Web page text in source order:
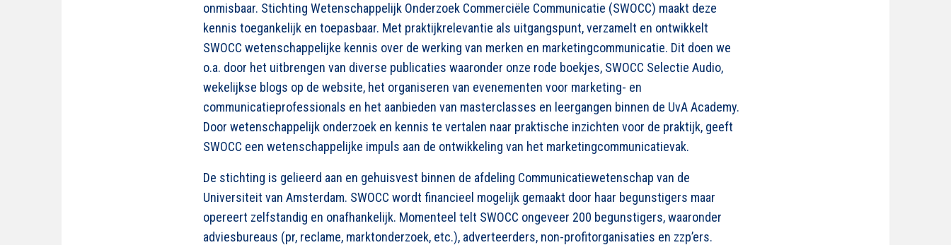
onmisbaar. Stichting Wetenschappelijk Onderzoek Commerciële Communicatie (SWOCC) maakt deze
kennis toegankelijk en toepasbaar. Met praktijkrelevantie als uitgangspunt, verzamelt en ontwikkelt
SWOCC wetenschappelijke kennis over de werking van merken en marketingcommunicatie. Dit doen we
o.a. door het uitbrengen van diverse publicaties waaronder onze rode boekjes, SWOCC Selectie Audio,
wekelijkse blogs op de website, het organiseren van evenementen voor marketing- en
communicatieprofessionals en het aanbieden van masterclasses en leergangen binnen de UvA Academy.
Door wetenschappelijk onderzoek en kennis te vertalen naar praktische inzichten voor de praktijk, geeft
SWOCC een wetenschappelijke impuls aan de ontwikkeling van het marketingcommunicatievak.
De stichting is gelieerd aan en gehuisvest binnen de afdeling Communicatiewetenschap van de
Universiteit van Amsterdam. SWOCC wordt financieel mogelijk gemaakt door haar begunstigers maar
opereert zelfstandig en onafhankelijk. Momenteel telt SWOCC ongeveer 200 begunstigers, waaronder
adviesbureaus (pr, reclame, marktonderzoek, etc.), adverteerders, non-profitorganisaties en zzp’ers.